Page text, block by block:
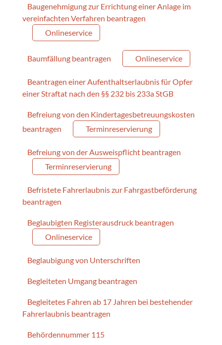
Baugenehmigung zur Errichtung einer Anlage im
vereinfachten Verfahren beantragen
Onlineservice
Baumfällung beantragen Onlineservice
Beantragen einer Aufenthaltserlaubnis für Opfer
einer Straftat nach den §§ 232 bis 233a StGB
Befreiung von den Kindertagesbetreuungskosten
beantragen
Terminreservierung
Befreiung von der Ausweispflicht beantragen
Terminreservierung
Befristete Fahrerlaubnis zur Fahrgastbeförderung
beantragen
Beglaubigten Registerausdruck beantragen
Onlineservice
Beglaubigung von Unterschriften
Begleiteten Umgang beantragen
Begleitetes Fahren ab 17 Jahren bei bestehender
Fahrerlaubnis beantragen
Behördennummer 115